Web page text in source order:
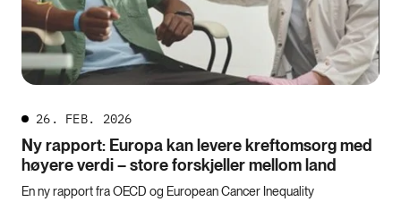
26. FEB. 2026
Ny rapport: Europa kan levere kreftomsorg med
høyere verdi – store forskjeller mellom land
En ny rapport fra OECD og European Cancer Inequality